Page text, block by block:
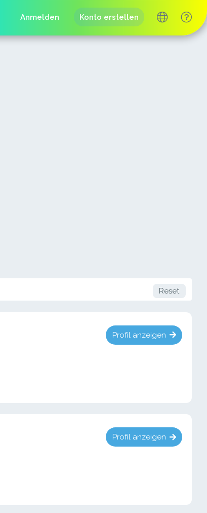
Anmelden Konto erstellen
Reset
Profil anzeigen
Profil anzeigen